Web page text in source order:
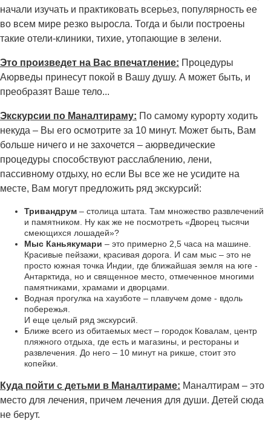
начали изучать и практиковать всерьез, популярность ее
во всем мире резко выросла. Тогда и были построены
такие отели-клиники, тихие, утопающие в зелени.
Это произведет на Вас впечатление: Процедуры
Аюрведы принесут покой в Вашу душу. А может быть, и
преобразят Ваше тело...
Экскурсии по Маналтираму: По самому курорту ходить
некуда – Вы его осмотрите за 10 минут. Может быть, Вам
больше ничего и не захочется – аюрведические
процедуры способствуют расслаблению, лени,
пассивному отдыху, но если Вы все же не усидите на
месте, Вам могут предложить ряд экскурсий:
Тривандрум – столица штата. Там множество развлечений
и памятником. Ну как же не посмотреть «Дворец тысячи
смеющихся лошадей»?
Мыс Каньякумари – это примерно 2,5 часа на машине.
Красивые пейзажи, красивая дорога. И сам мыс – это не
просто южная точка Индии, где ближайшая земля на юге -
Антарктида, но и священное место, отмеченное многими
памятниками, храмами и дворцами.
Водная прогулка на хаузботе – плавучем доме - вдоль
побережья.
И еще целый ряд экскурсий.
Ближе всего из обитаемых мест – городок Ковалам, центр
пляжного отдыха, где есть и магазины, и рестораны и
развлечения. До него – 10 минут на рикше, стоит это
копейки.
Куда пойти с детьми в Маналтираме: Маналтирам – это
место для лечения, причем лечения для души. Детей сюда
не берут.